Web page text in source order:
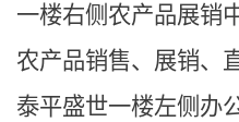
一楼右侧农产品展销
农产品销售、展销、
泰平盛世一楼左侧办